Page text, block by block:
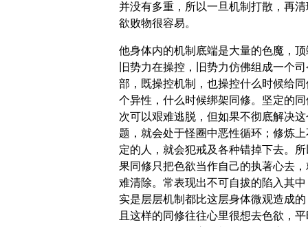
并没有多重，所以一旦机制打散，再清
欲败物很容易。
他身体内的机制底端是大量的色魔，顶
旧势力在操控，旧势力仿佛组成一个司
部，既操控机制，也操控什么时候给同
个异性，什么时候绑架同修。坚定的同
次可以艰难逃脱，但如果不彻底解决这
题，就会处于怪圈中恶性循环；修炼上
定的人，就会犯戒及各种错掉下去。所
果同修只把色欲当作自己的执著心去，
难清除。常表现出不可自拔的陷入其中
实是层层机制都比这层身体微观造成的
且这样的同修往往心里很想去色欲，